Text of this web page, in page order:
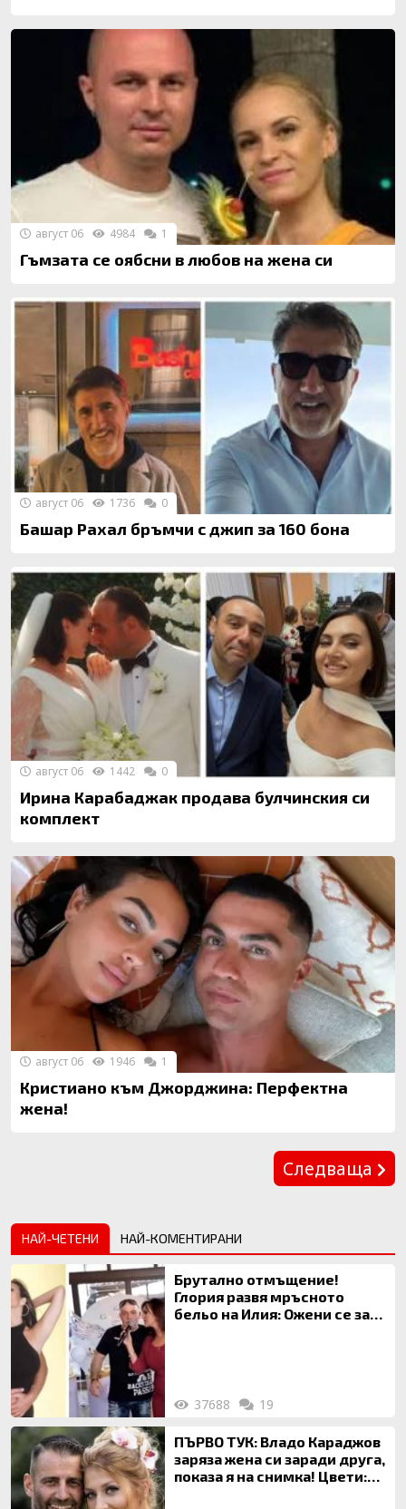
Гъмзата се оябсни в любов на жена си
август 06 4984 1
Башар Рахал бръмчи с джип за 160 бона
август 06 1736 0
Ирина Карабаджак продава булчинския си
комплект
август 06 1442 0
Кристиано към Джорджина: Перфектна
жена!
август 06 1946 1
Следваща
НАЙ-ЧЕТЕНИ НАЙ-КОМЕНТИРАНИ
Брутално отмъщение!
Глория развя мръсното
бельо на Илия: Ожени се за
37688 19
ПЪРВО ТУК: Владо Караджов
заряза жена си заради друга,
показа я на снимка! Цвети: